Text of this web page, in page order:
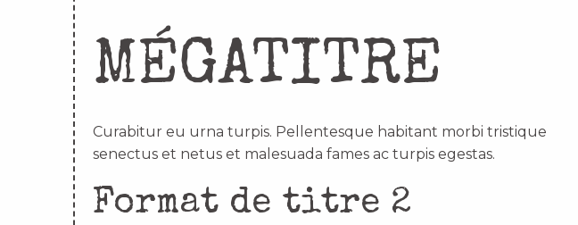
MÉGATITRE
Curabitur eu urna turpis. Pellentesque habitant morbi tristique
senectus et netus et malesuada fames ac turpis egestas.
Format de titre 2